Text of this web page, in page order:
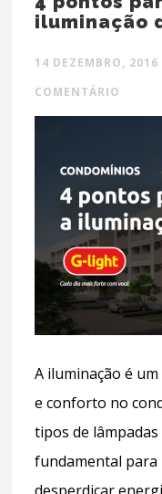
iluminação
14 DEZEMBRO, 2016
COMENTÁRIO
A iluminação é
e conforto no
tipos de
fundamental